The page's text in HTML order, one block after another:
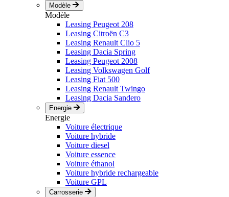
Modèle
Modèle
Leasing Peugeot 208
Leasing Citroën C3
Leasing Renault Clio 5
Leasing Dacia Spring
Leasing Peugeot 2008
Leasing Volkswagen Golf
Leasing Fiat 500
Leasing Renault Twingo
Leasing Dacia Sandero
Energie
Energie
Voiture électrique
Voiture hybride
Voiture diesel
Voiture essence
Voiture éthanol
Voiture hybride rechargeable
Voiture GPL
Carrosserie